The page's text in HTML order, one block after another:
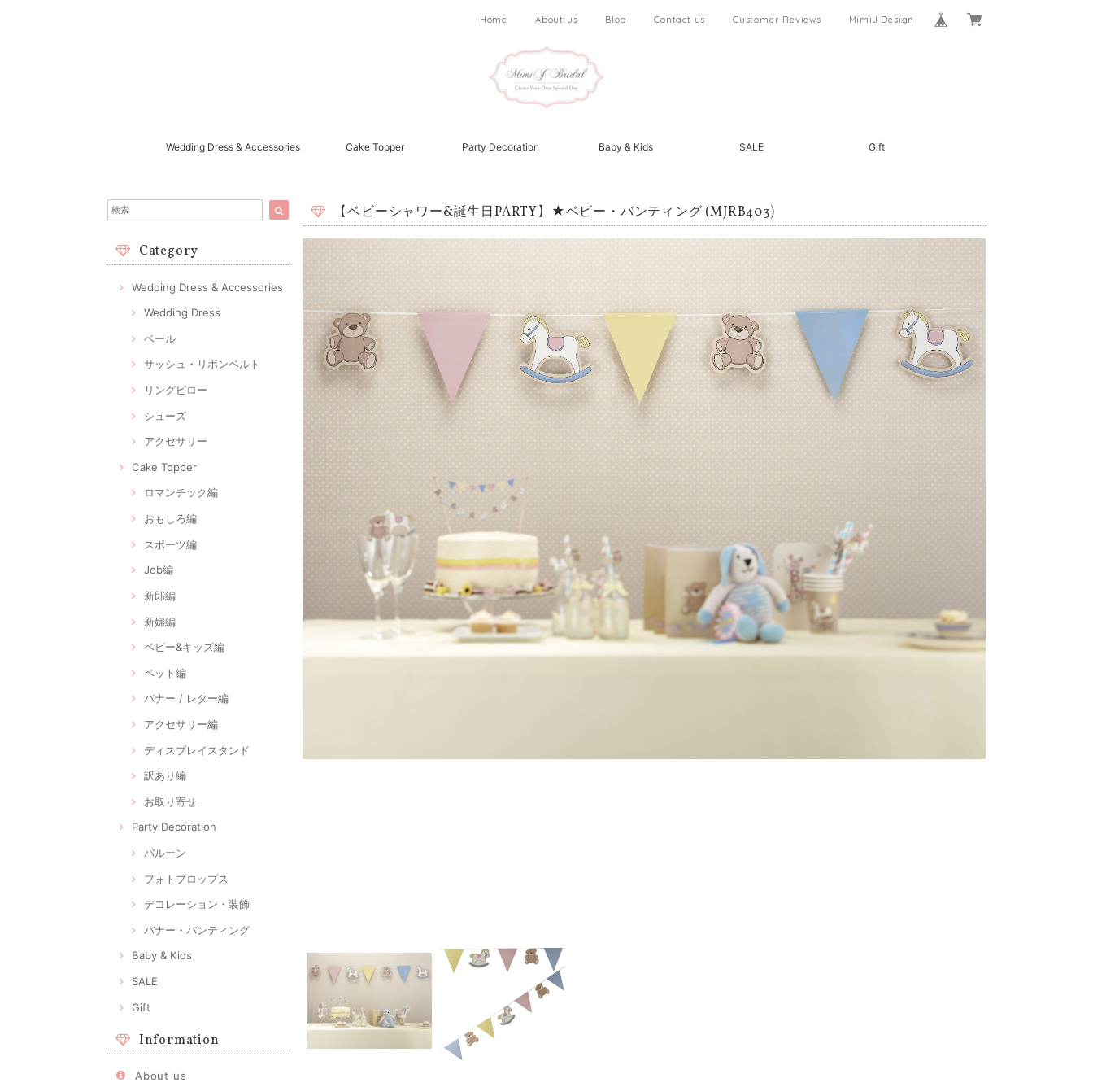
Home About us Blog Contact us Customer Reviews MimiJ Design
Wedding Dress & Accessories Cake Topper Party Decoration Baby & Kids SALE Gift
Category
Wedding Dress & Accessories
Wedding Dress
ベール
サッシュ・リボンベルト
リングピロー
シューズ
アクセサリー
Cake Topper
ロマンチック編
おもしろ編
スポーツ編
Job編
新郎編
新婦編
ベビー&キッズ編
ペット編
バナー / レター編
アクセサリー編
ディスプレイスタンド
訳あり編
お取り寄せ
Party Decoration
バルーン
フォトプロップス
デコレーション・装飾
バナー・バンティング
Baby & Kids
SALE
Gift
Information
About us
【ベビーシャワー&誕生日PARTY】★ベビー・バンティング (MJRB403)